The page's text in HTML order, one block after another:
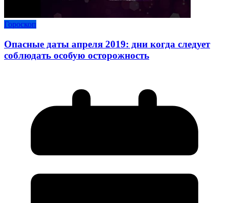
Гороскоп
Опасные даты апреля 2019: дни когда следует
соблюдать особую осторожность